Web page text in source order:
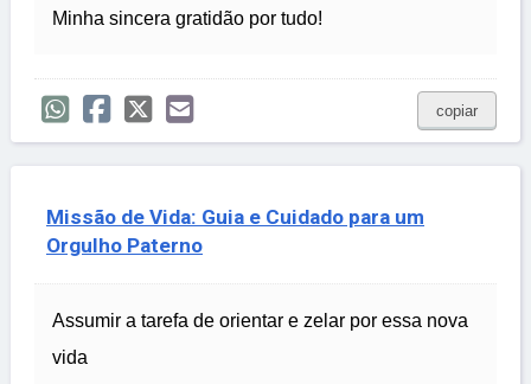
Minha sincera gratidão por tudo!
copiar
Missão de Vida: Guia e Cuidado para um
Orgulho Paterno
Assumir a tarefa de orientar e zelar por essa nova
vida